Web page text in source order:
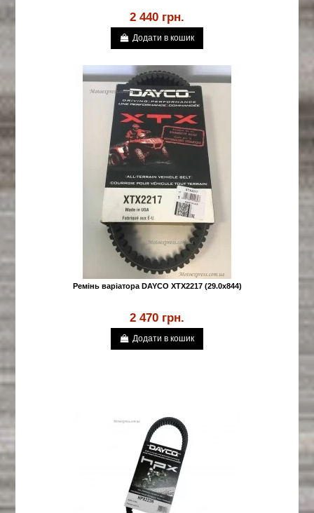
2 440 грн.
Додати в кошик
Ремінь варіатора DAYCO XTX2217 (29.0x844)
2 470 грн.
Додати в кошик